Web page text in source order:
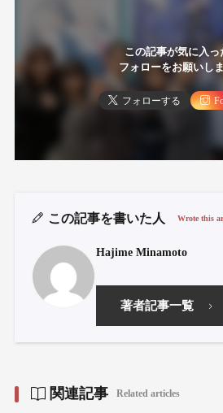
この記事が気に入っ
フォローをお願いし
フォローする
この記事を書いた人 Wrote this
Hajime Minamoto
著者記事一覧
関連記事 Related articles